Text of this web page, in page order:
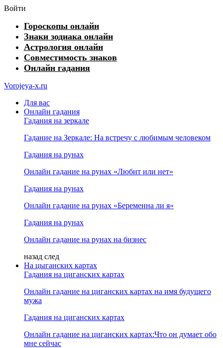
Войти
Гороскопы онлайн
Знаки зодиака онлайн
Астрология онлайн
Совместимость знаков
Онлайн гадания
Vorojeya-x.ru
Для вас
Онлайн гадания
Гадания на зеркале
Гадание на Зеркале: На встречу с любимым человеком
Гадания на рунах
Онлайн гадание на рунах «Любит или нет»
Гадания на рунах
Онлайн гадание на рунах «Беременна ли я»
Гадания на рунах
Онлайн гадание на рунах на бизнес
назад след
На цыганских картах
Гадания на циганских картах
Онлайн гадание на циганских картах на имя будущего
мужа
Гадания на циганских картах
Онлайн гадание на циганских картах:Что он думает обо
мне сейчас